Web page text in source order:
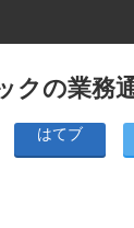
クの業務
はてブ